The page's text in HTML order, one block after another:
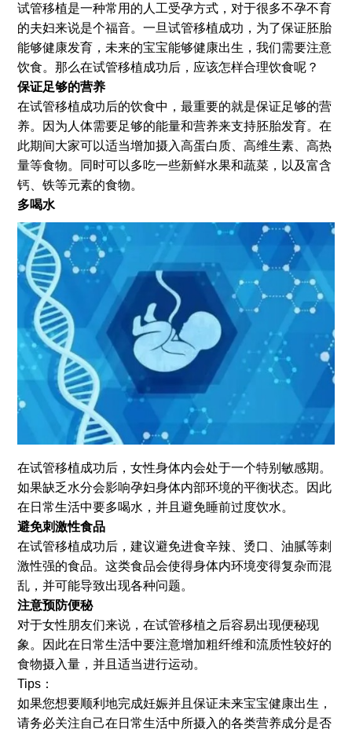
试管移植是一种常用的人工受孕方式，对于很多不孕不育
的夫妇来说是个福音。一旦试管移植成功，为了保证胚胎
能够健康发育，未来的宝宝能够健康出生，我们需要注意
饮食。那么在试管移植成功后，应该怎样合理饮食呢？
保证足够的营养
在试管移植成功后的饮食中，最重要的就是保证足够的营
养。因为人体需要足够的能量和营养来支持胚胎发育。在
此期间大家可以适当增加摄入高蛋白质、高维生素、高热
量等食物。同时可以多吃一些新鲜水果和蔬菜，以及富含
钙、铁等元素的食物。
多喝水
在试管移植成功后，女性身体内会处于一个特别敏感期。
如果缺乏水分会影响孕妇身体内部环境的平衡状态。因此
在日常生活中要多喝水，并且避免睡前过度饮水。
避免刺激性食品
在试管移植成功后，建议避免进食辛辣、烫口、油腻等刺
激性强的食品。这类食品会使得身体内环境变得复杂而混
乱，并可能导致出现各种问题。
注意预防便秘
对于女性朋友们来说，在试管移植之后容易出现便秘现
象。因此在日常生活中要注意增加粗纤维和流质性较好的
食物摄入量，并且适当进行运动。
Tips：
如果您想要顺利地完成妊娠并且保证未来宝宝健康出生，
请务必关注自己在日常生活中所摄入的各类营养成分是否